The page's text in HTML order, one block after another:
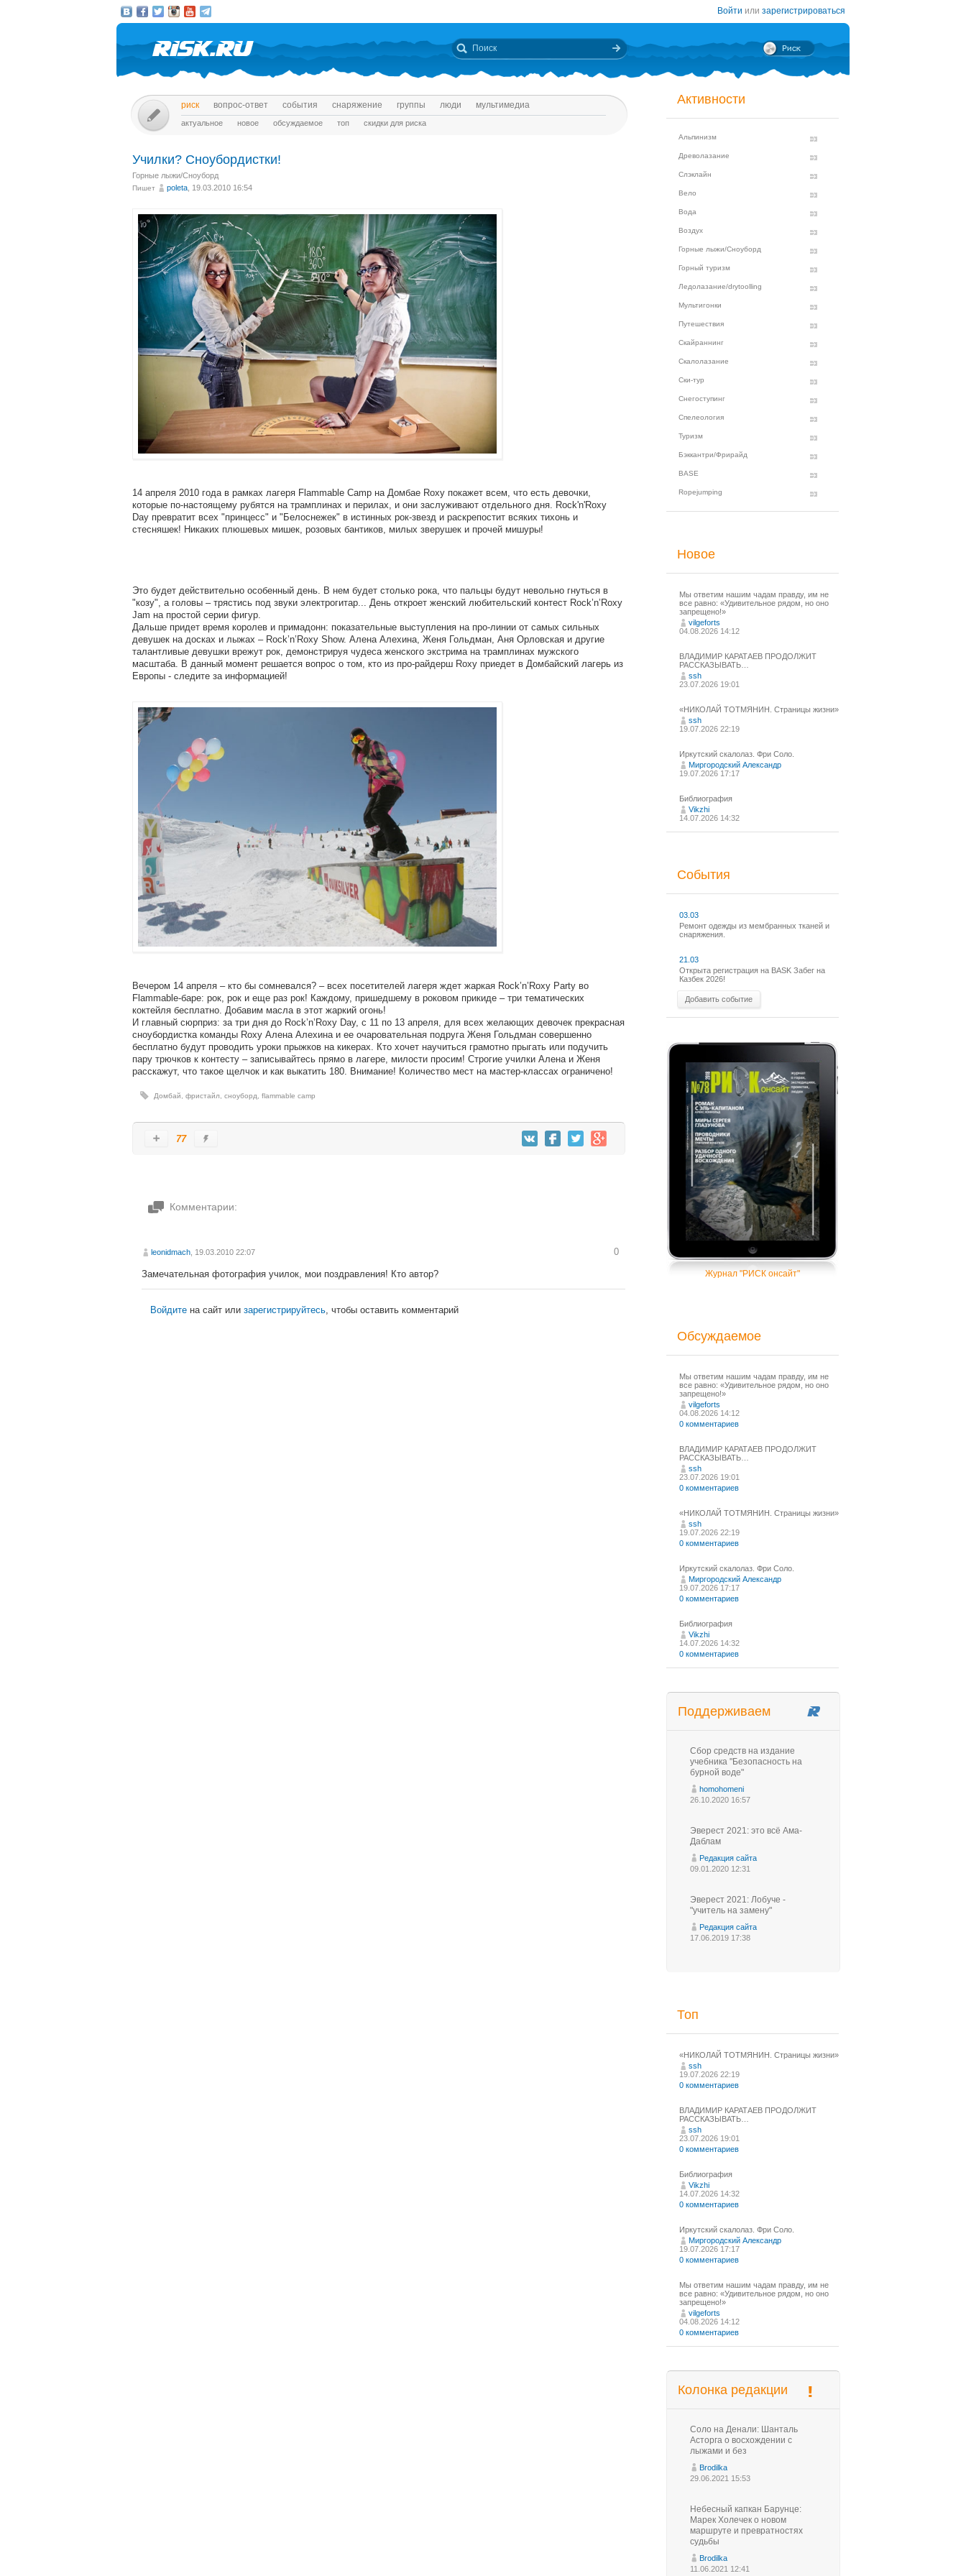
Войти или зарегистрироваться
риск вопрос-ответ события снаряжение группы люди мультимедиа
актуальное новое обсуждаемое топ скидки для риска
Училки? Сноубордистки!
Горные лыжи/Сноуборд
Пишет poleta , 19.03.2010 16:54
14 апреля 2010 года в рамках лагеря Flammable Camp на Домбае Roxy покажет всем, что есть девочки,
которые по-настоящему рубятся на трамплинах и перилах, и они заслуживают отдельного дня. Rock'n'Roxy
Day превратит всех "принцесс" и "Белоснежек" в истинных рок-звезд и раскрепостит всяких тихонь и
стесняшек! Никаких плюшевых мишек, розовых бантиков, милых зверушек и прочей мишуры!
Это будет действительно особенный день. В нем будет столько рока, что пальцы будут невольно гнуться в
"козу", а головы – трястись под звуки электрогитар... День откроет женский любительский контест Rock’n’Roxy
Jam на простой серии фигур.
Дальше придет время королев и примадонн: показательные выступления на про-линии от самых сильных
девушек на досках и лыжах – Rock’n’Roxy Show. Алена Алехина, Женя Гольдман, Аня Орловская и другие
талантливые девушки врежут рок, демонстрируя чудеса женского экстрима на трамплинах мужского
масштаба. В данный момент решается вопрос о том, кто из про-райдерш Roxy приедет в Домбайский лагерь из
Европы - следите за информацией!
Вечером 14 апреля – кто бы сомневался? – всех посетителей лагеря ждет жаркая Rock’n’Roxy Party во
Flammable-баре: рок, рок и еще раз рок! Каждому, пришедшему в роковом прикиде – три тематических
коктейля бесплатно. Добавим масла в этот жаркий огонь!
И главный сюрприз: за три дня до Rock’n’Roxy Day, с 11 по 13 апреля, для всех желающих девочек прекрасная
сноубордистка команды Roxy Алена Алехина и ее очаровательная подруга Женя Гольдман совершенно
бесплатно будут проводить уроки прыжков на кикерах. Кто хочет научиться грамотно прыгать или подучить
пару трючков к контесту – записывайтесь прямо в лагере, милости просим! Строгие училки Алена и Женя
расскажут, что такое щелчок и как выкатить 180. Внимание! Количество мест на мастер-классах ограничено!
Домбай фристайл сноуборд flammable camp
77
Комментарии:
leonidmach , 19.03.2010 22:07 0
Замечательная фотография училок, мои поздравления! Кто автор?
Войдите на сайт или зарегистрируйтесь, чтобы оставить комментарий
Активности
Альпинизм
Древолазание
Слэклайн
Вело
Вода
Воздух
Горные лыжи/Сноуборд
Горный туризм
Ледолазание/drytoolling
Мультигонки
Путешествия
Скайраннинг
Скалолазание
Ски-тур
Снегоступинг
Спелеология
Туризм
Бэккантри/Фрирайд
BASE
Ropejumping
Новое
Мы ответим нашим чадам правду, им не
все равно: «Удивительное рядом, но оно
запрещено!»
vilgeforts
04.08.2026 14:12
ВЛАДИМИР КАРАТАЕВ ПРОДОЛЖИТ
РАССКАЗЫВАТЬ…
ssh
23.07.2026 19:01
«НИКОЛАЙ ТОТМЯНИН. Страницы жизни»
ssh
19.07.2026 22:19
Иркутский скалолаз. Фри Соло.
Миргородский Александр
19.07.2026 17:17
Библиография
Vikzhi
14.07.2026 14:32
События
03.03
Ремонт одежды из мембранных тканей и
снаряжения.
21.03
Открыта регистрация на BASK Забег на
Казбек 2026!
Добавить событие
Журнал "РИСК онсайт"
Обсуждаемое
Мы ответим нашим чадам правду, им не
все равно: «Удивительное рядом, но оно
запрещено!»
vilgeforts
04.08.2026 14:12
0 комментариев
ВЛАДИМИР КАРАТАЕВ ПРОДОЛЖИТ
РАССКАЗЫВАТЬ…
ssh
23.07.2026 19:01
0 комментариев
«НИКОЛАЙ ТОТМЯНИН. Страницы жизни»
ssh
19.07.2026 22:19
0 комментариев
Иркутский скалолаз. Фри Соло.
Миргородский Александр
19.07.2026 17:17
0 комментариев
Библиография
Vikzhi
14.07.2026 14:32
0 комментариев
Поддерживаем
Сбор средств на издание
учебника "Безопасность на
бурной воде"
homohomeni
26.10.2020 16:57
Эверест 2021: это всё Ама-
Даблам
Редакция сайта
09.01.2020 12:31
Эверест 2021: Лобуче -
"учитель на замену"
Редакция сайта
17.06.2019 17:38
Топ
«НИКОЛАЙ ТОТМЯНИН. Страницы жизни»
ssh
19.07.2026 22:19
0 комментариев
ВЛАДИМИР КАРАТАЕВ ПРОДОЛЖИТ
РАССКАЗЫВАТЬ…
ssh
23.07.2026 19:01
0 комментариев
Библиография
Vikzhi
14.07.2026 14:32
0 комментариев
Иркутский скалолаз. Фри Соло.
Миргородский Александр
19.07.2026 17:17
0 комментариев
Мы ответим нашим чадам правду, им не
все равно: «Удивительное рядом, но оно
запрещено!»
vilgeforts
04.08.2026 14:12
0 комментариев
Колонка редакции
Соло на Денали: Шанталь
Асторга о восхождении с
лыжами и без
Brodilka
29.06.2021 15:53
Небесный капкан Барунце:
Марек Холечек о новом
маршруте и превратностях
судьбы
Brodilka
11.06.2021 12:41